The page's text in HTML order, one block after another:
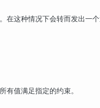
在这种情况下会转而发出一个
有值满足指定的约束。